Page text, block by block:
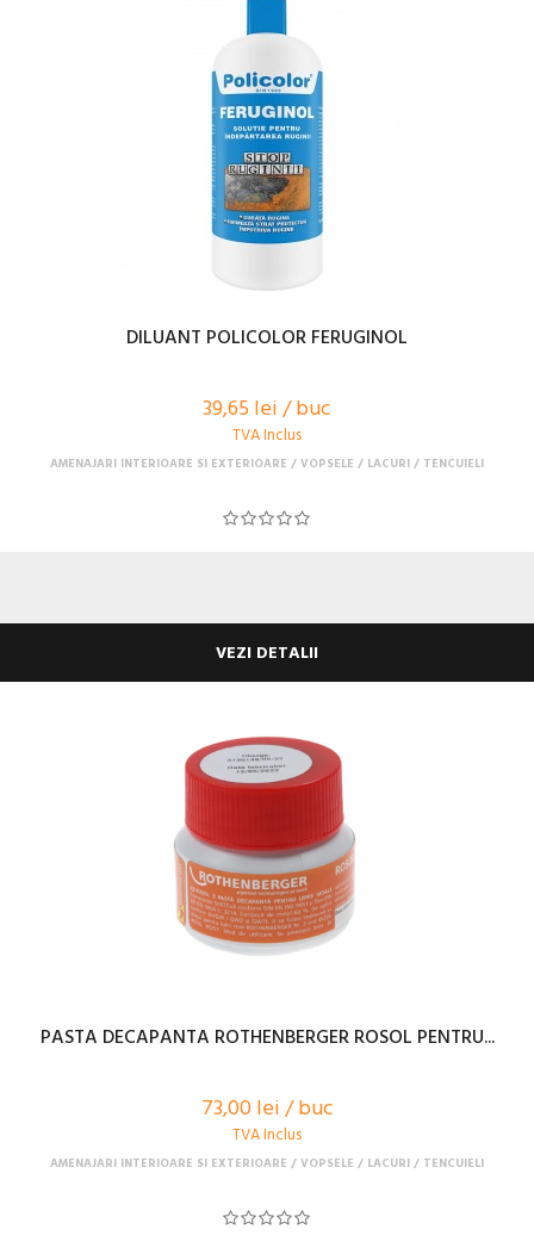
DILUANT POLICOLOR FERUGINOL
39,65 lei / buc
TVA Inclus
AMENAJARI INTERIOARE SI EXTERIOARE VOPSELE / LACURI / TENCUIELI
VEZI DETALII
PASTA DECAPANTA ROTHENBERGER ROSOL PENTRU...
73,00 lei / buc
TVA Inclus
AMENAJARI INTERIOARE SI EXTERIOARE VOPSELE / LACURI / TENCUIELI